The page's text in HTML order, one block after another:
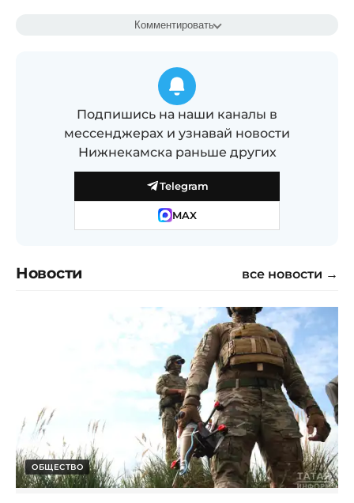
Комментировать
Подпишись на наши каналы в
мессенджерах и узнавай новости
Нижнекамска раньше других
Telegram
MAX
Новости все новости →
ОБЩЕСТВО